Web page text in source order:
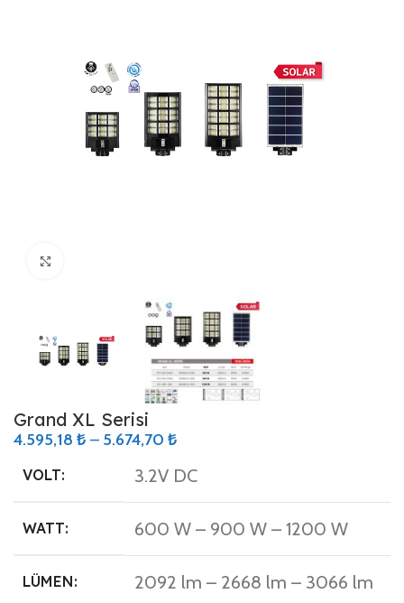
Grand XL Serisi
4.595,18 ₺ – 5.674,70 ₺
VOLT: 3.2V DC
WATT: 600 W – 900 W – 1200 W
LÜMEN: 2092 lm – 2668 lm – 3066 lm